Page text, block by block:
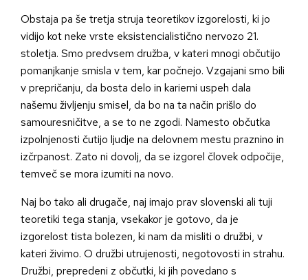
Obstaja pa še tretja struja teoretikov izgorelosti, ki jo
vidijo kot neke vrste eksistencialistično nervozo 21.
stoletja. Smo predvsem družba, v kateri mnogi občutijo
pomanjkanje smisla v tem, kar počnejo. Vzgajani smo bili
v prepričanju, da bosta delo in karierni uspeh dala
našemu življenju smisel, da bo na ta način prišlo do
samouresničitve, a se to ne zgodi. Namesto občutka
izpolnjenosti čutijo ljudje na delovnem mestu praznino in
izčrpanost. Zato ni dovolj, da se izgorel človek odpočije,
temveč se mora izumiti na novo.
Naj bo tako ali drugače, naj imajo prav slovenski ali tuji
teoretiki tega stanja, vsekakor je gotovo, da je
izgorelost tista bolezen, ki nam da misliti o družbi, v
kateri živimo. O družbi utrujenosti, negotovosti in strahu.
Družbi, prepredeni z občutki, ki jih povedano s